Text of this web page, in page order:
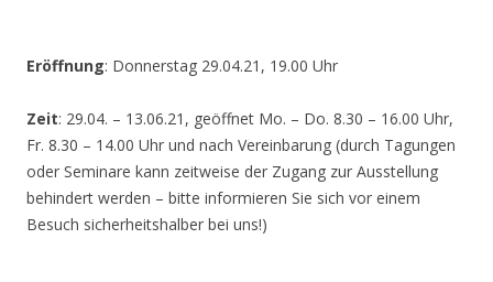
Eröffnung: Donnerstag 29.04.21, 19.00 Uhr
Zeit: 29.04. – 13.06.21, geöffnet Mo. – Do. 8.30 – 16.00 Uhr,
Fr. 8.30 – 14.00 Uhr und nach Vereinbarung (durch Tagungen
oder Seminare kann zeitweise der Zugang zur Ausstellung
behindert werden – bitte informieren Sie sich vor einem
Besuch sicherheitshalber bei uns!)